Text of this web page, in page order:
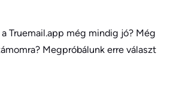
Truemail.app még mindig jó? Még
Megpróbálunk erre választ